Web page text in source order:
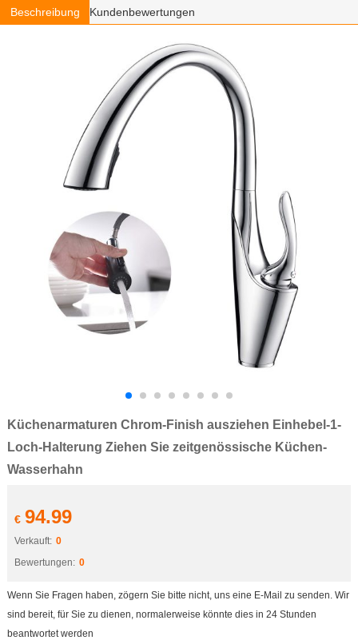
Küchenarmaturen Chrom-Finish ausziehen Einhebel-1-
Loch-Halterung Ziehen Sie zeitgenössische Küchen-
Wasserhahn
€ 94.99
Verkauft: 0
Bewertungen: 0
Wenn Sie Fragen haben, zögern Sie bitte nicht, uns eine E-Mail zu senden. Wir
sind bereit, für Sie zu dienen, normalerweise könnte dies in 24 Stunden
beantwortet werden
Beschreibung Kundenbewertungen